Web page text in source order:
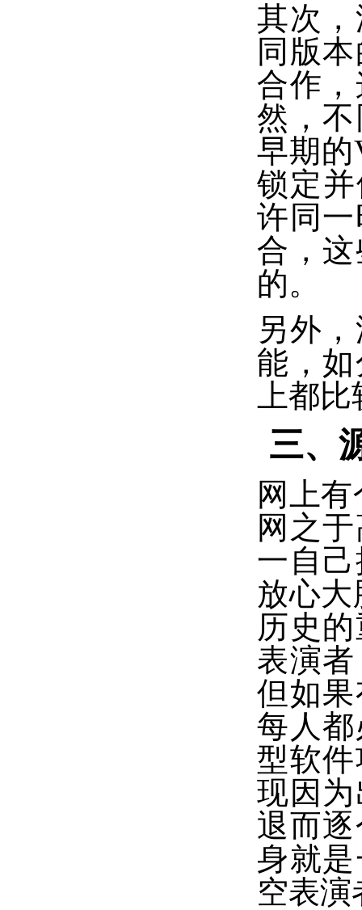
其次
同版
合作
然，
早期的
锁定并
许同
合，
的。
另外
能，
上都
三、
网上
网之
一自
放心
历史
表演
但如
每人
型软
现因
退而
身就
空表